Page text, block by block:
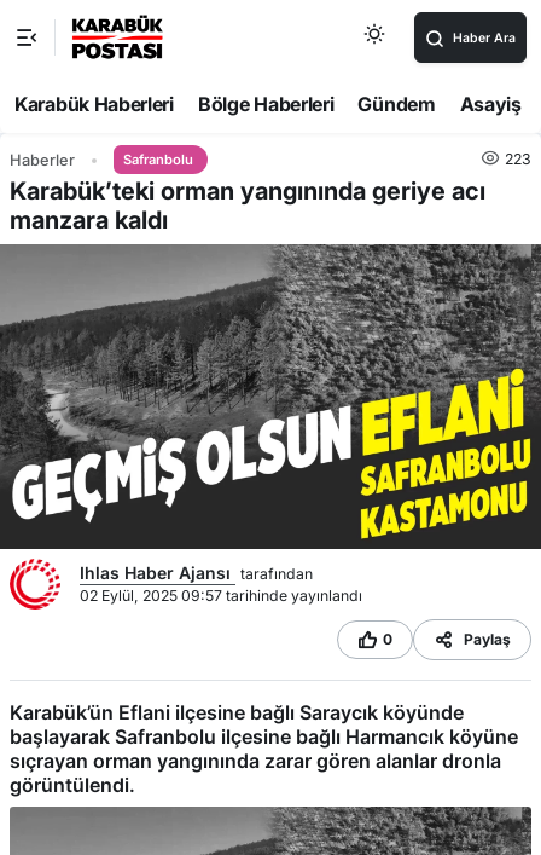
Haber Ara
Karabük Haberleri Bölge Haberleri Gündem Asayiş
Haberler Safranbolu 223
Karabük’teki orman yangınında geriye acı
manzara kaldı
Ihlas Haber Ajansı tarafından
02 Eylül, 2025 09:57 tarihinde yayınlandı
0 Paylaş
Karabük’ün Eflani ilçesine bağlı Saraycık köyünde
başlayarak Safranbolu ilçesine bağlı Harmancık köyüne
sıçrayan orman yangınında zarar gören alanlar dronla
görüntülendi.